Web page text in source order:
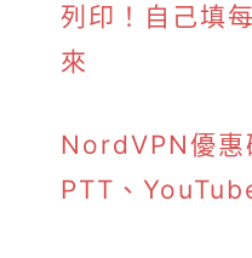
列印！自己填
來
NordVPN優惠
PTT、